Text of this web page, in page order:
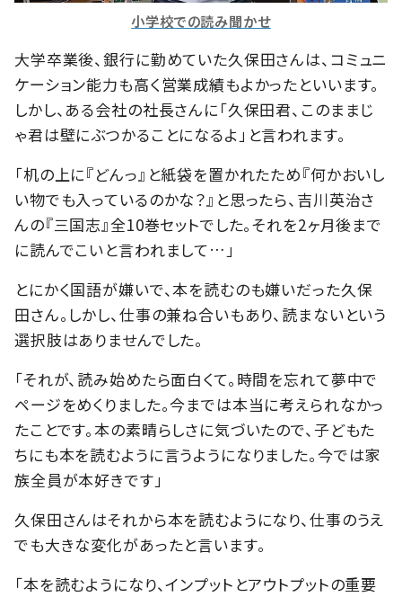
小学校での読み聞かせ
大学卒業後、銀行に勤めていた久保田さんは、コミュニ
ケーション能力も高く営業成績もよかったといいます。
しかし、ある会社の社長さんに「久保田君、このままじ
ゃ君は壁にぶつかることになるよ」と言われます。
「机の上に『どんっ』と紙袋を置かれたため『何かおいし
い物でも入っているのかな？』と思ったら、吉川英治さ
んの『三国志』全10巻セットでした。それを2ヶ月後まで
に読んでこいと言われまして…」
とにかく国語が嫌いで、本を読むのも嫌いだった久保
田さん。しかし、仕事の兼ね合いもあり、読まないという
選択肢はありませんでした。
「それが、読み始めたら面白くて。時間を忘れて夢中で
ページをめくりました。今までは本当に考えられなかっ
たことです。本の素晴らしさに気づいたので、子どもた
ちにも本を読むように言うようになりました。今では家
族全員が本好きです」
久保田さんはそれから本を読むようになり、仕事のうえ
でも大きな変化があったと言います。
「本を読むようになり、インプットとアウトプットの重要